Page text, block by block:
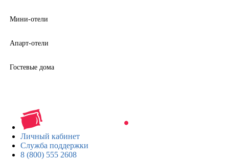
Мини-отели
Апарт-отели
Гостевые дома
Личный кабинет
Служба поддержки
8 (800) 555 2608